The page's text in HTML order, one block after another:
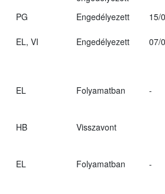
PG Engedélyezett
15/
EL, VI Engedélyezett 07/
EL Folyamatban -
HB
Visszavont
EL Folyamatban -